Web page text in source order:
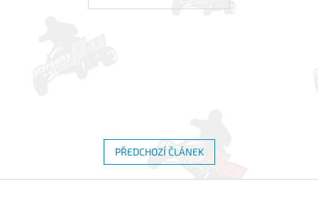
PŘEDCHOZÍ ČLÁNEK